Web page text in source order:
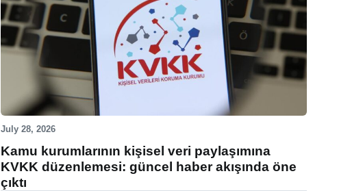
July 28, 2026
Kamu kurumlarının kişisel veri paylaşımına
KVKK düzenlemesi: güncel haber akışında öne
çıktı